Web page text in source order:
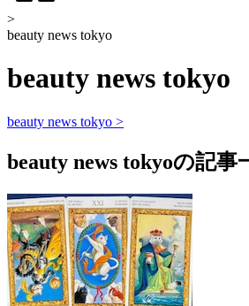
>
beauty news tokyo
beauty news tokyo
beauty news tokyo >
beauty news tokyoの記事